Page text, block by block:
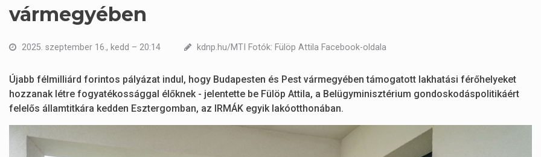
vármegyében
2025. szeptember 16., kedd – 20:14 kdnp.hu/MTI Fotók: Fülöp Attila Facebook-oldala
Újabb félmilliárd forintos pályázat indul, hogy Budapesten és Pest vármegyében támogatott lakhatási férőhelyeket
hozzanak létre fogyatékossággal élőknek - jelentette be Fülöp Attila, a Belügyminisztérium gondoskodáspolitikáért
felelős államtitkára kedden Esztergomban, az IRMÁK egyik lakóotthonában.